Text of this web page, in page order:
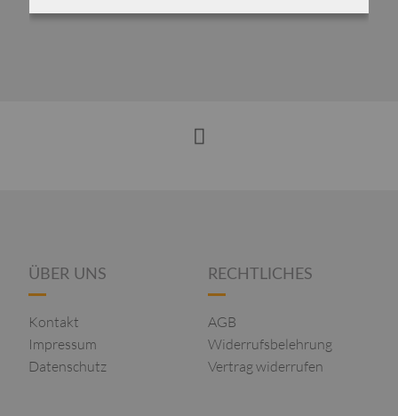
ÜBER UNS
Kontakt
Impressum
Datenschutz
RECHTLICHES
AGB
Widerrufsbelehrung
Vertrag widerrufen